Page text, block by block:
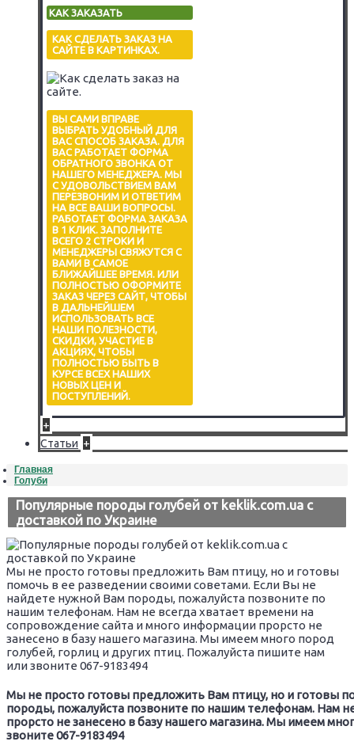
КАК ЗАКАЗАТЬ
КАК СДЕЛАТЬ ЗАКАЗ НА
САЙТЕ В КАРТИНКАХ.
ВЫ САМИ ВПРАВЕ
ВЫБРАТЬ УДОБНЫЙ ДЛЯ
ВАС СПОСОБ ЗАКАЗА. ДЛЯ
ВАС РАБОТАЕТ ФОРМА
ОБРАТНОГО ЗВОНКА ОТ
НАШЕГО МЕНЕДЖЕРА. МЫ
С УДОВОЛЬСТВИЕМ ВАМ
ПЕРЕЗВОНИМ И ОТВЕТИМ
НА ВСЕ ВАШИ ВОПРОСЫ.
РАБОТАЕТ ФОРМА ЗАКАЗА
В 1 КЛИК. ЗАПОЛНИТЕ
ВСЕГО 2 СТРОКИ И
МЕНЕДЖЕРЫ СВЯЖУТСЯ С
ВАМИ В САМОЕ
БЛИЖАЙШЕЕ ВРЕМЯ. ИЛИ
ПОЛНОСТЬЮ ОФОРМИТЕ
ЗАКАЗ ЧЕРЕЗ САЙТ, ЧТОБЫ
В ДАЛЬНЕЙШЕМ
ИСПОЛЬЗОВАТЬ ВСЕ
НАШИ ПОЛЕЗНОСТИ,
СКИДКИ, УЧАСТИЕ В
АКЦИЯХ, ЧТОБЫ
ПОЛНОСТЬЮ БЫТЬ В
КУРСЕ ВСЕХ НАШИХ
НОВЫХ ЦЕН И
ПОСТУПЛЕНИЙ.
+
Статьи +
Главная
Голуби
Популярные породы голубей от keklik.com.ua с
доставкой по Украине
Мы не просто готовы предложить Вам птицу, но и готовы
помочь в ее разведении своими советами. Если Вы не
найдете нужной Вам породы, пожалуйста позвоните по
нашим телефонам. Нам не всегда хватает времени на
сопровождение сайта и много информации прорсто не
занесено в базу нашего магазина. Мы имеем много пород
голубей, горлиц и других птиц. Пожалуйста пишите нам
или звоните 067-9183494
Мы не просто готовы предложить Вам птицу, но и готовы
породы, пожалуйста позвоните по нашим телефонам. Нам
прорсто не занесено в базу нашего магазина. Мы имеем
звоните 067-9183494